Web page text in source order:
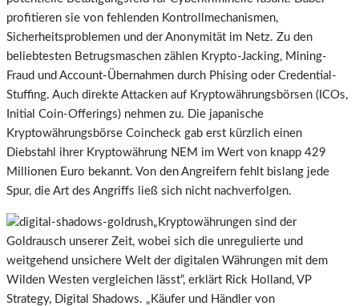
profitieren sie von fehlenden Kontrollmechanismen,
Sicherheitsproblemen und der Anonymität im Netz. Zu den
beliebtesten Betrugsmaschen zählen Krypto-Jacking, Mining-
Fraud und Account-Übernahmen durch Phising oder Credential-
Stuffing. Auch direkte Attacken auf Kryptowährungsbörsen (ICOs,
Initial Coin-Offerings) nehmen zu. Die japanische
Kryptowährungsbörse Coincheck gab erst kürzlich einen
Diebstahl ihrer Kryptowährung NEM im Wert von knapp 429
Millionen Euro bekannt. Von den Angreifern fehlt bislang jede
Spur, die Art des Angriffs ließ sich nicht nachverfolgen.
„Kryptowährungen sind der
Goldrausch unserer Zeit, wobei sich die unregulierte und
weitgehend unsichere Welt der digitalen Währungen mit dem
Wilden Westen vergleichen lässt“, erklärt Rick Holland, VP
Strategy, Digital Shadows. „Käufer und Händler von